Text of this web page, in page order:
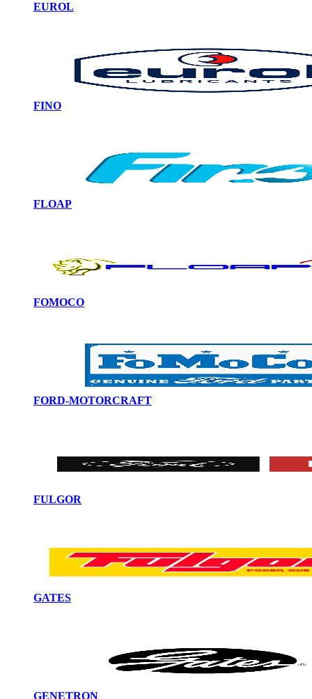
EUROL
FINO
FLOAP
FOMOCO
FORD-MOTORCRAFT
FULGOR
GATES
GENETRON